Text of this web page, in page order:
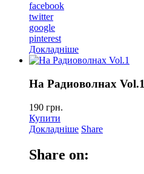
facebook
twitter
google
pinterest
Докладніше
На Радиоволнах Vol.1
190 грн.
Купити
Докладніше Share
Share on: